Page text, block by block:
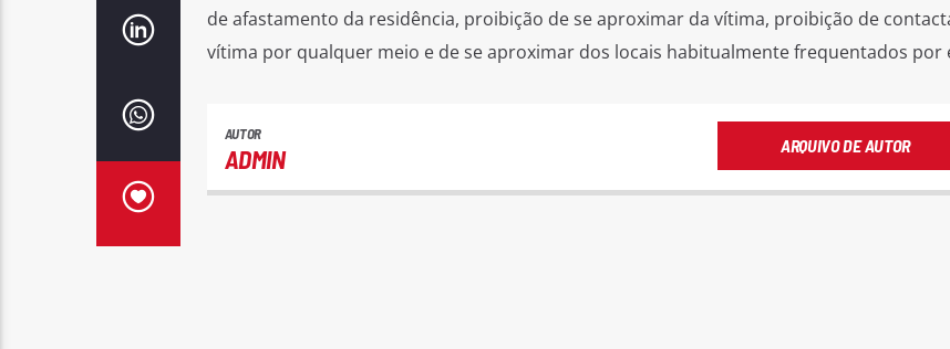
de afastamento da residência, proibição de se aproximar da vítima, proibição de
vítima por qualquer meio e de se aproximar dos locais habitualmente frequentados por
AUTOR
ADMIN ARQUIVO DE AUTOR